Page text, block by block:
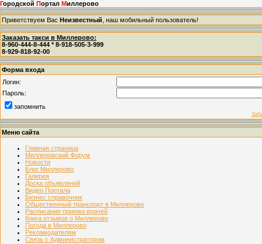
Городской Портал Миллерово
Приветствуем Вас Неизвестный , наш мобильный пользователь!
Заказать такси в Миллерово:
8-960-444-8-444 * 8-918-505-3-999
8-929-818-92-00
Форма входа
Логин:
Пароль:
запомнить
Меню сайта
Главная страница
Миллеровский Форум
Новости
Блог Миллерово
Галерея
Доска объявлений
Видео Портала
Бизнес справочник
Общественный транспорт в Миллерово
Расписание приема врачей
Книга отзывов о Миллерово
Погода в Миллерово
Рекламодателям
Связь с Администратором